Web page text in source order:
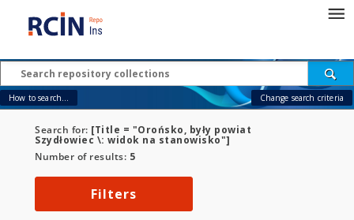
How to search... Change search criteria
Search for: [Title = "Orońsko, były powiat
Szydłowiec \: widok na stanowisko"]
Number of results: 5
Filters